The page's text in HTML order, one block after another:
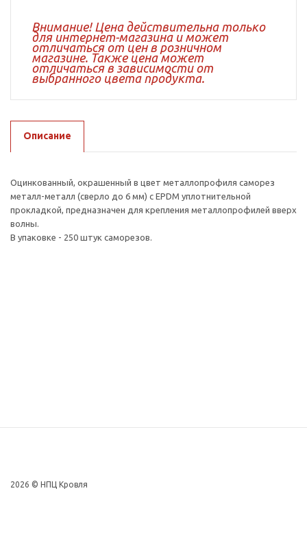
Внимание! Цена действительна только
для интернет-магазина и может
отличаться от цен в розничном
магазине. Также цена может
отличаться в зависимости от
выбранного цвета продукта.
Описание
Оцинкованный, окрашенный в цвет металлопрофиля саморез
металл-металл (сверло до 6 мм) с EPDM уплотнительной
прокладкой, предназначен для крепления металлопрофилей вверх
волны.
В упаковке - 250 штук саморезов.
2026 © НПЦ Кровля